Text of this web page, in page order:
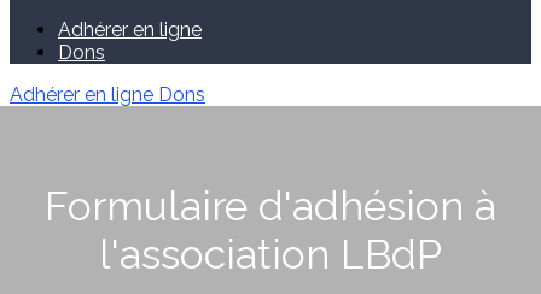
Adhérer en ligne
Dons
Adhérer en ligne Dons
Formulaire d'adhésion à
l'association LBdP